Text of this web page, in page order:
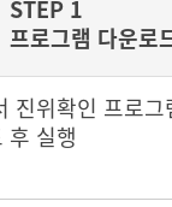
STEP 1
프로그램 다운로
진위확인 프로
후 실행